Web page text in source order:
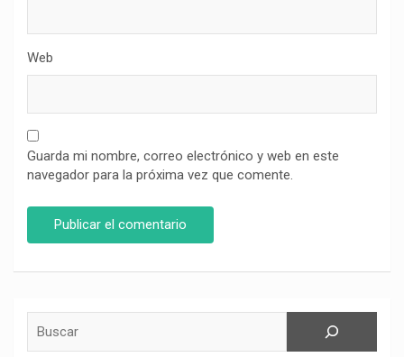
Web
Guarda mi nombre, correo electrónico y web en este
navegador para la próxima vez que comente.